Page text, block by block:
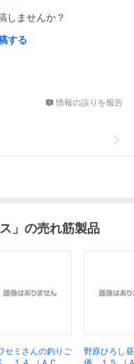
しませんか？
する
情報の誤りを報告
」の売れ筋製品
セミさんの釣りご
野原ひろし